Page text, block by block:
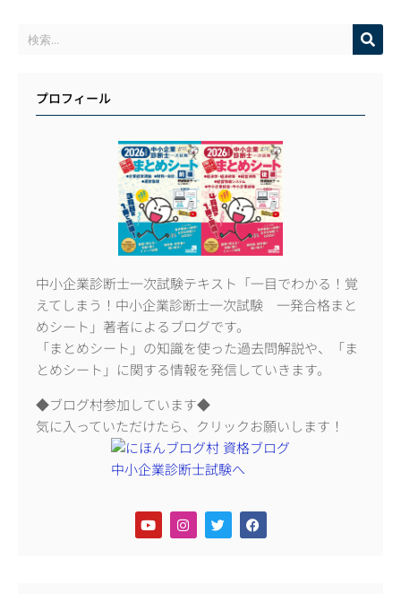
プロフィール
中小企業診断士一次試験テキスト「一目でわかる！覚
えてしまう！中小企業診断士一次試験 一発合格まと
めシート」著者によるブログです。
「まとめシート」の知識を使った過去問解説や、「ま
とめシート」に関する情報を発信していきます。
◆ブログ村参加しています◆
気に入っていただけたら、クリックお願いします！